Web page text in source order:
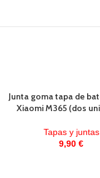
Junta goma tapa de
Xiaomi M365 (dos
Tapas y juntas
9,90€